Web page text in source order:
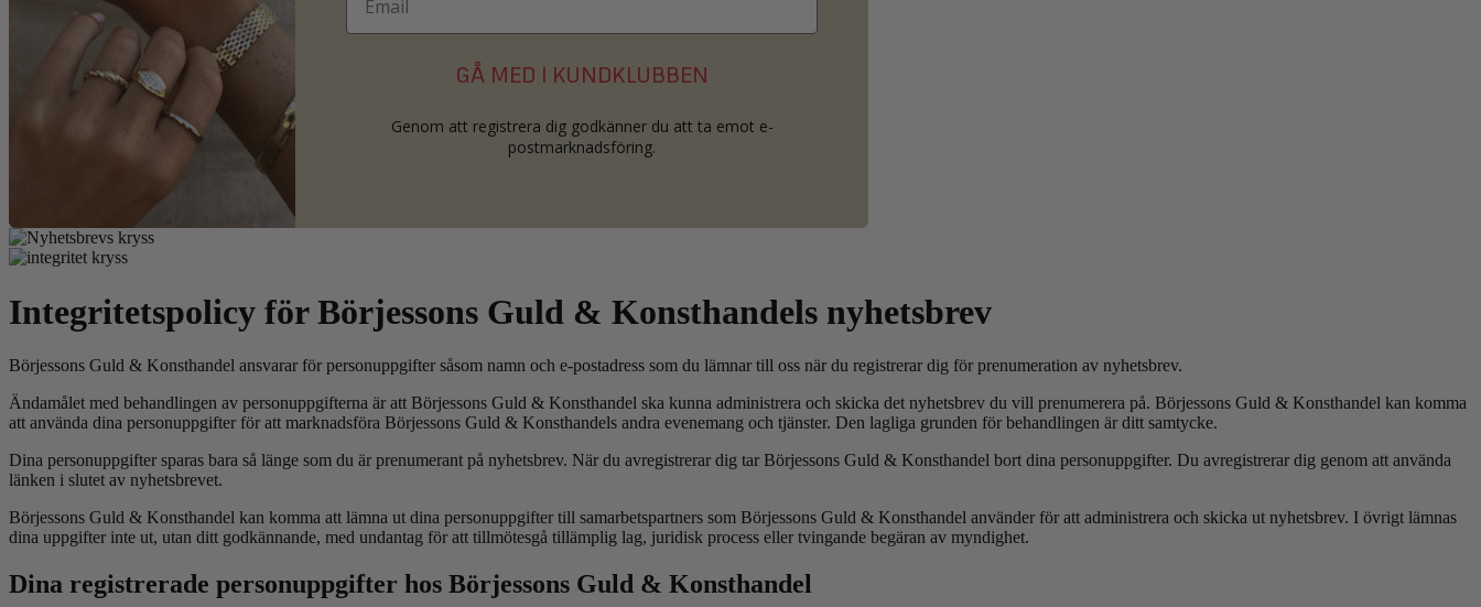
GÅ MED I KUNDKLUBBEN
Genom att registrera dig godkänner du att ta emot e-
postmarknadsföring.
Integritetspolicy för Börjessons Guld & Konsthandels nyhetsbrev
Börjessons Guld & Konsthandel ansvarar för personuppgifter såsom namn och e-postadress som du lämnar till oss när du registrerar dig för prenumeration av nyhetsbrev.
Ändamålet med behandlingen av personuppgifterna är att Börjessons Guld & Konsthandel ska kunna administrera och skicka det nyhetsbrev du vill prenumerera på. Börjessons Guld & Konsthandel kan komma
att använda dina personuppgifter för att marknadsföra Börjessons Guld & Konsthandels andra evenemang och tjänster. Den lagliga grunden för behandlingen är ditt samtycke.
Dina personuppgifter sparas bara så länge som du är prenumerant på nyhetsbrev. När du avregistrerar dig tar Börjessons Guld & Konsthandel bort dina personuppgifter. Du avregistrerar dig genom att använda
länken i slutet av nyhetsbrevet.
Börjessons Guld & Konsthandel kan komma att lämna ut dina personuppgifter till samarbetspartners som Börjessons Guld & Konsthandel använder för att administrera och skicka ut nyhetsbrev. I övrigt lämnas
dina uppgifter inte ut, utan ditt godkännande, med undantag för att tillmötesgå tillämplig lag, juridisk process eller tvingande begäran av myndighet.
Dina registrerade personuppgifter hos Börjessons Guld & Konsthandel